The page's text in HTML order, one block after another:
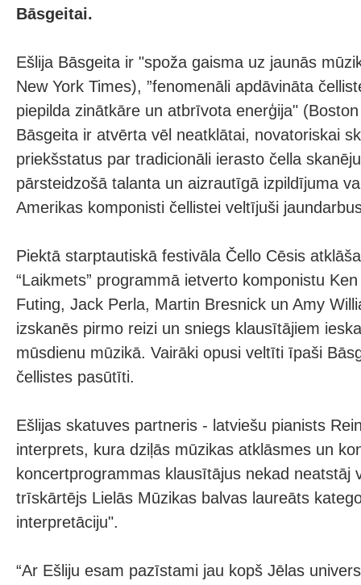
Bāsgeitai.
Ešlija Bāsgeita ir "spoža gaisma uz jaunās
New York Times), ”fenomenāli apdāvināta
piepilda zinātkāre un atbrīvota enerģija"
Bāsgeita ir atvērta vēl neatklātai, novatoriskai
priekšstatus par tradicionāli ierasto čella
pārsteidzošā talanta un aizrautīgā izpildījuma
Amerikas komponisti čellistei veltījuši
Piektā starptautiskā festivāla Čello Cēsis
“Laikmets” programmā ietverto komponistu
Futing, Jack Perla, Martin Bresnick un Amy
izskanēs pirmo reizi un sniegs klausītājiem
mūsdienu mūzikā. Vairāki opusi veltīti īpaši
čellistes pasūtīti.
Ešlijas skatuves partneris - latviešu pianists
interprets, kura dziļās mūzikas atklāsmes un
koncertprogrammas klausītājus nekad neatstāj
trīskārtējs Lielās Mūzikas balvas laureāts
interpretāciju".
“Ar Ešliju esam pazīstami jau kopš Jēlas